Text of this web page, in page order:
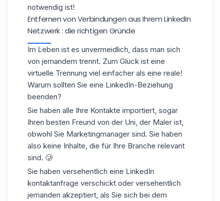
notwendig ist!
Entfernen von Verbindungen aus Ihrem LinkedIn
Netzwerk : die richtigen Gründe
Im Leben ist es unvermeidlich, dass man sich
von jemandem trennt. Zum Glück ist eine
virtuelle Trennung viel einfacher als eine reale!
Warum sollten Sie eine LinkedIn-Beziehung
beenden?
Sie haben alle Ihre Kontakte importiert, sogar
Ihren besten Freund von der Uni, der Maler ist,
obwohl Sie Marketingmanager sind. Sie haben
also keine Inhalte, die für Ihre Branche relevant
sind. 🥲
Sie haben versehentlich eine LinkedIn
kontaktanfrage verschickt oder versehentlich
jemanden akzeptiert, als Sie sich bei dem